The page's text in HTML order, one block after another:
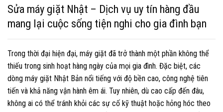
Sửa máy giặt Nhật – Dịch vụ uy tín hàng đầu
mang lại cuộc sống tiện nghi cho gia đình bạn
Trong thời đại hiện đại, máy giặt đã trở thành một phần không thể
thiếu trong sinh hoạt hàng ngày của mọi gia đình. Đặc biệt, các
dòng máy giặt Nhật Bản nổi tiếng với độ bền cao, công nghệ tiên
tiến và khả năng vận hành êm ái. Tuy nhiên, dù cao cấp đến đâu,
không ai có thể tránh khỏi các sự cố kỹ thuật hoặc hỏng hóc theo